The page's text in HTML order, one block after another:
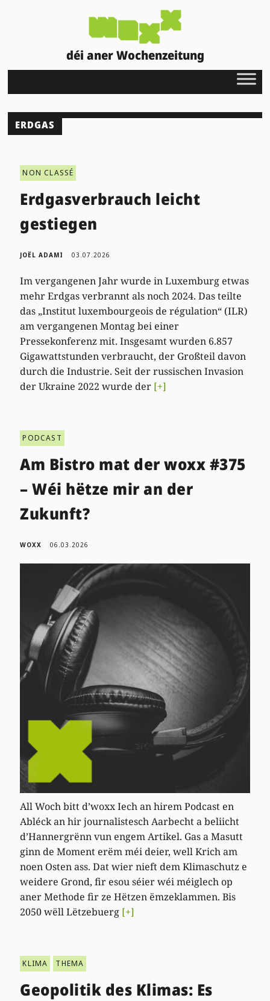
déi aner Wochenzeitung
ERDGAS
NON CLASSÉ
Erdgasverbrauch leicht
gestiegen
JOËL ADAMI 03.07.2026
Im vergangenen Jahr wurde in Luxemburg etwas
mehr Erdgas verbrannt als noch 2024. Das teilte
das „Institut luxembourgeois de régulation“ (ILR)
am vergangenen Montag bei einer
Pressekonferenz mit. Insgesamt wurden 6.857
Gigawattstunden verbraucht, der Großteil davon
durch die Industrie. Seit der russischen Invasion
der Ukraine 2022 wurde der [+]
PODCAST
Am Bistro mat der woxx #375
– Wéi hëtze mir an der
Zukunft?
WOXX 06.03.2026
All Woch bitt d’woxx Iech an hirem Podcast en
Abléck an hir journalistesch Aarbecht a beliicht
d’Hannergrënn vun engem Artikel. Gas a Masutt
ginn de Moment erëm méi deier, well Krich am
noen Osten ass. Dat wier nieft dem Klimaschutz e
weidere Grond, fir esou séier wéi méiglech op
aner Methode fir ze Hëtzen ëmzeklammen. Bis
2050 wëll Lëtzebuerg [+]
KLIMA THEMA
Geopolitik des Klimas: Es